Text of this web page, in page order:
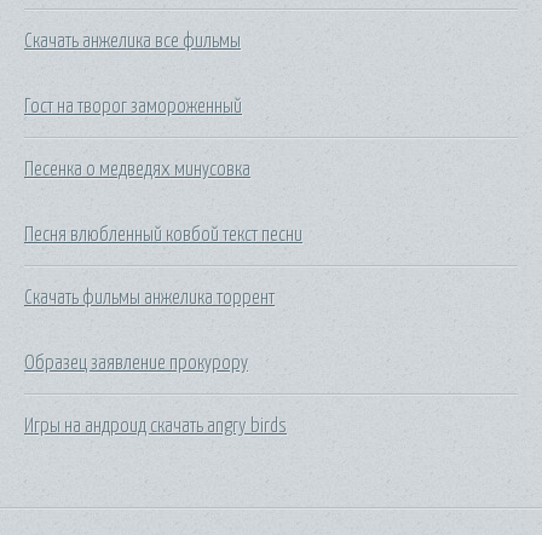
Скачать анжелика все фильмы
Гост на творог замороженный
Песенка о медведях минусовка
Песня влюбленный ковбой текст песни
Скачать фильмы анжелика торрент
Образец заявление прокурору
Игры на андроид скачать angry birds